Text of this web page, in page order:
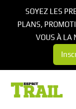
SOYEZ LES
PLANS,
VOUS À LA